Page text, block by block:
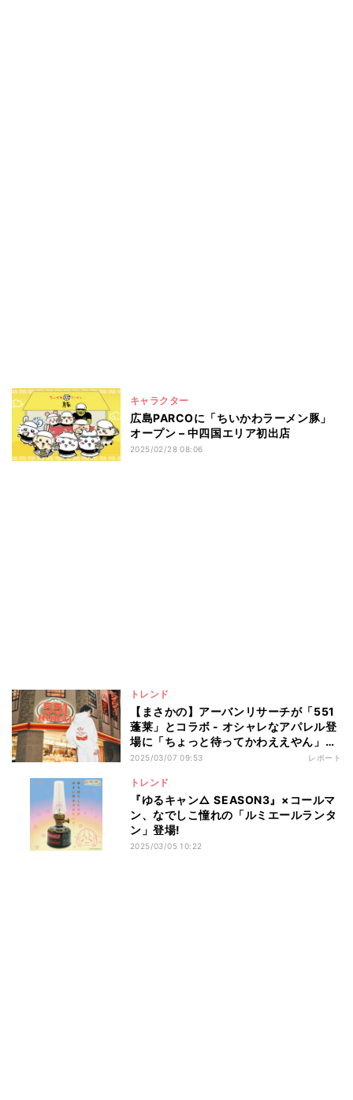
キャラクター
広島PARCOに「ちいかわラーメン豚」
オープン – 中四国エリア初出店
2025/02/28 08:06
トレンド
【まさかの】アーバンリサーチが「551
蓬莱」とコラボ - オシャレなアパレル登
場に「ちょっと待ってかわええやん」
「肉まん背負ってジム行きたい」の声
2025/03/07 09:53 レポート
トレンド
『ゆるキャン△ SEASON3』×コールマ
ン、なでしこ憧れの「ルミエールランタ
ン」登場!
2025/03/05 10:22